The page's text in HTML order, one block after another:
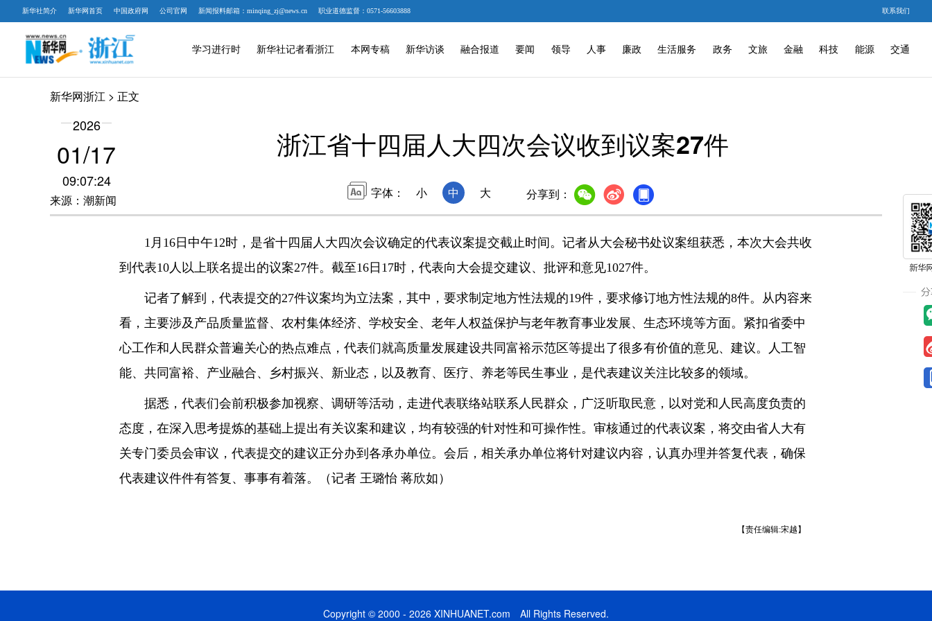
新华社简介 新华网首页 中国政府网 公司官网 新闻报料邮箱：minqing_zj@news.cn 职业道德监督：0571-56603888 联系我们
学习进行时 新华社记者看浙江 本网专稿 新华访谈 融合报道 要闻 领导 人事 廉政 生活服务 政务 文旅 金融 科技 能源 交通
新华网浙江 > 正文
2026
01/17
09:07:24
来源：潮新闻
浙江省十四届人大四次会议收到议案27件
字体： 小 中 大 分享到：
1月16日中午12时，是省十四届人大四次会议确定的代表议案提交截止时间。记者从大会秘书处议案组获悉，本次大会共收
到代表10人以上联名提出的议案27件。截至16日17时，代表向大会提交建议、批评和意见1027件。
记者了解到，代表提交的27件议案均为立法案，其中，要求制定地方性法规的19件，要求修订地方性法规的8件。从内容来
看，主要涉及产品质量监督、农村集体经济、学校安全、老年人权益保护与老年教育事业发展、生态环境等方面。紧扣省委中
心工作和人民群众普遍关心的热点难点，代表们就高质量发展建设共同富裕示范区等提出了很多有价值的意见、建议。人工智
能、共同富裕、产业融合、乡村振兴、新业态，以及教育、医疗、养老等民生事业，是代表建议关注比较多的领域。
据悉，代表们会前积极参加视察、调研等活动，走进代表联络站联系人民群众，广泛听取民意，以对党和人民高度负责的
态度，在深入思考提炼的基础上提出有关议案和建议，均有较强的针对性和可操作性。审核通过的代表议案，将交由省人大有
关专门委员会审议，代表提交的建议正分办到各承办单位。会后，相关承办单位将针对建议内容，认真办理并答复代表，确保
代表建议件件有答复、事事有着落。（记者 王璐怡 蒋欣如）
【责任编辑:宋越】
Copyright © 2000 - 2026 XINHUANET.com All Rights Reserved.